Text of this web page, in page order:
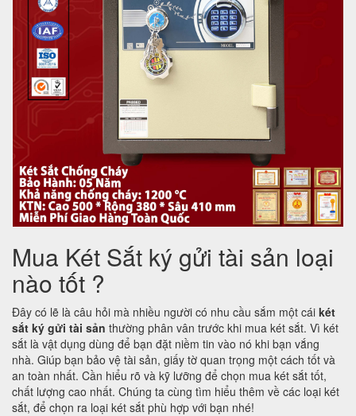
Mua Két Sắt ký gửi tài sản loại
nào tốt ?
Đây có lẽ là câu hỏi mà nhiều người có nhu cầu sắm một cái két
sắt ký gửi tài sản thường phân vân trước khi mua két sắt. Vì két
sắt là vật dụng dùng để bạn đặt niềm tin vào nó khi bạn vắng
nhà. Giúp bạn bảo vệ tài sản, giấy tờ quan trọng một cách tốt và
an toàn nhất. Cần hiểu rõ và kỹ lưỡng để chọn mua két sắt tốt,
chất lượng cao nhất. Chúng ta cùng tìm hiểu thêm về các loại két
sắt, để chọn ra loại két sắt phù hợp với bạn nhé!